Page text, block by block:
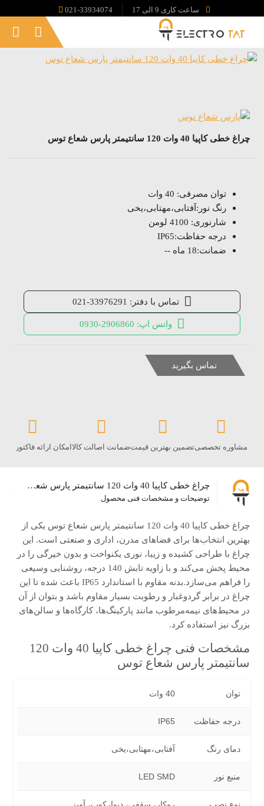
ساعت کاری 9 الی 17 021-33934074
چراغ خطی کاپیا 40 وات 120 سانتیمتر پارس شعاع توس
توان مصرفی: 40 وات
رنگ نور:آفتابی،مهتابی،یخی
شارنوری: 4100 لومن
درجه حفاظت:IP65
ضمانت:18 ماه --
تماس با دفتر: 33976291-021
واتس اپ: 2906860-0930
تماس بگیرید
مشاوره تخصصیتضمین بهترین قیمتضمانت اصالت کالاامکان ارائه فاکتور
چراغ خطی کاپیا 40 وات 120 سانتیمتر پارس شعاع توس
توضیحات و مشخصات فنی محصول
چراغ خطی کاپیا 40 وات 120 سانتیمتر پارس شعاع توس یکی از
بهترین انتخاب‌ها برای فضاهای مدرن، اداری و صنعتی است. این
چراغ با طراحی کشیده و زیبا، نوری یکنواخت و بدون خیرگی را در
محیط پخش می‌کند و با زاویه تابش 140 درجه، روشنایی وسیعی
را فراهم می‌سازد.بدنه مقاوم با استاندارد IP65 باعث شده تا این
چراغ در برابر گردوغبار و رطوبت بسیار مقاوم باشد و بتوان از آن
در محیط‌های نیمه‌مرطوب مانند پارکینگ‌ها، کارگاه‌ها و سالن‌های
بزرگ نیز استفاده کرد.
مشخصات فنی چراغ خطی کاپیا 40 وات 120
سانتیمتر پارس شعاع توس
توان 40 وات
درجه حفاظت IP65
دمای رنگ آفتابی،مهتابی،یخی
منبع نور LED SMD
نوع نصب روکار، سقفی، دیوارکوب، آویز